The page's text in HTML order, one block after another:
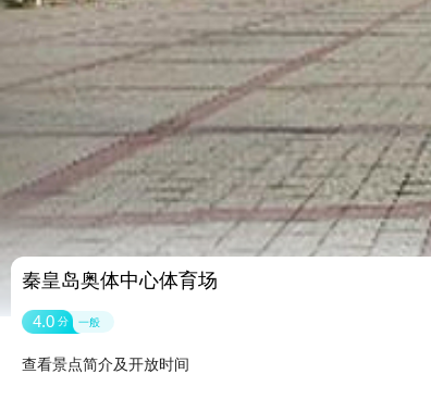
秦皇岛奥体中心体育场
4.0 分 一般
查看景点简介及开放时间